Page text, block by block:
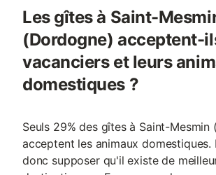
Les gîtes à Saint-
(Dordogne) acceptent-
vacanciers et leurs
domestiques ?
Seuls 29% des gîtes à Saint-Mesmin
acceptent les animaux domestiques.
donc supposer qu'il existe de